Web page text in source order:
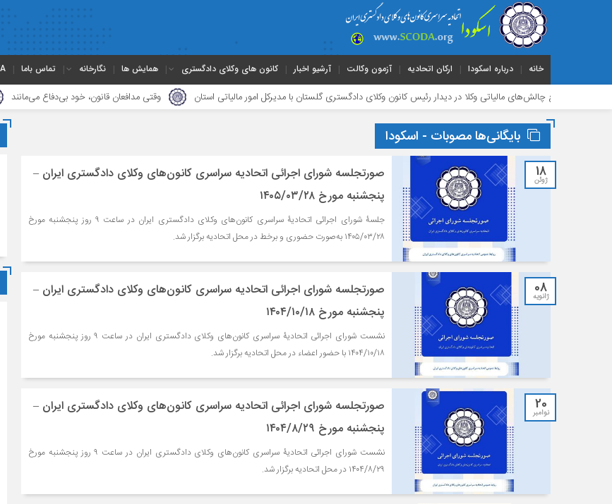
خانه درباره اسکودا ارکان اتحادیه آزمون وکالت آرشیو اخبار کانون های وکلای دادگستری همایش ها نگارخانه تماس باما
بر رفع چالش‌های مالیاتی وکلا در دیدار رئیس کانون وکلای دادگستری گلستان با مدیرکل امور مالیاتی استان وقتی مدافعان قانون، خود بی‌دفاع می‌مانند
بایگانی‌ها مصوبات - اسکودا
18
ژوئن
صورتجلسه شورای اجرائی اتحادیه سراسری کانون‌های وکلای دادگستری ایران –
پنجشنبه مورخ ۱۴۰۵/۰۳/۲۸
جلسۀ شورای اجرائی اتحادیۀ سراسری کانون‌های وکلای دادگستری ایران در ساعت ۹ روز پنجشنبه مورخ
۱۴۰۵/۰۳/۲۸ به‌صورت حضوری و برخط در محل اتحادیه برگزار شد.
08
ژانویه
صورتجلسه شورای اجرائی اتحادیه سراسری کانون‌های وکلای دادگستری ایران –
پنجشنبه مورخ ۱۴۰۴/۱۰/۱۸
نشست شورای اجرائی اتحادیۀ سراسری کانون‌های وکلای دادگستری ایران در ساعت ۹ روز پنجشنبه مورخ
۱۴۰۴/۱۰/۱۸ با حضور اعضاء در محل اتحادیه برگزار شد.
20
نوامبر
صورتجلسه شورای اجرائی اتحادیه سراسری کانون‌های وکلای دادگستری ایران –
پنجشنبه مورخ ۱۴۰۴/۸/۲۹
نشست شورای اجرائی اتحادیۀ سراسری کانون‌های وکلای دادگستری ایران در ساعت ۹ روز پنجشنبه مورخ
۱۴۰۴/۸/۲۹ در محل اتحادیه برگزار شد.